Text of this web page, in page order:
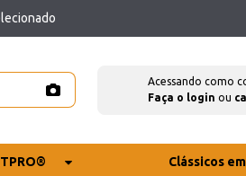
Acessando como
Faça o login ou
Clássicos